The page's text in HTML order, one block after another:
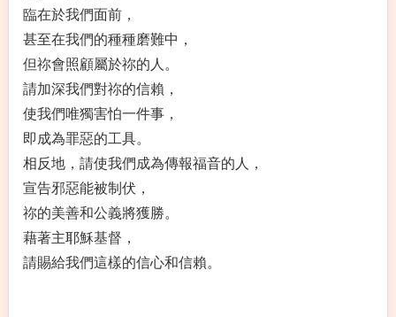
臨在於我們面前，
甚至在我們的種種磨難中，
但祢會照顧屬於祢的人。
請加深我們對祢的信賴，
使我們唯獨害怕一件事，
即成為罪惡的工具。
相反地，請使我們成為傳報福音的人，
宣告邪惡能被制伏，
祢的美善和公義將獲勝。
藉著主耶穌基督，
請賜給我們這樣的信心和信賴。